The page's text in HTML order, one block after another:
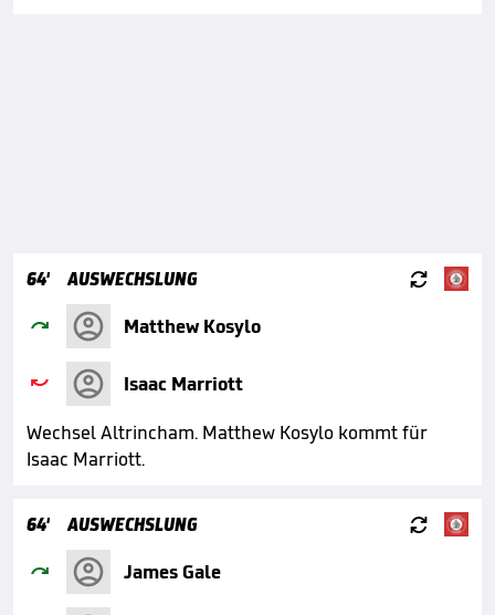
64' AUSWECHSLUNG 
 Matthew Kosylo

Isaac Marriott
Wechsel Altrincham. Matthew Kosylo kommt für
Isaac Marriott.
64' AUSWECHSLUNG 
 James Gale